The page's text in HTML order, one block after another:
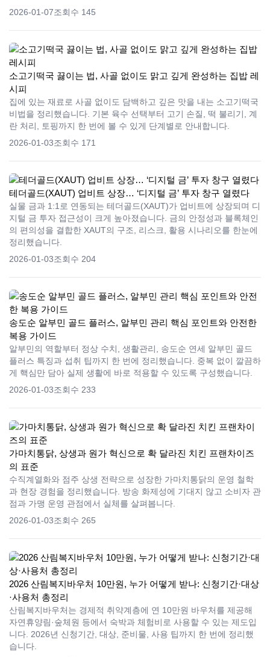
2026-01-07조회수 145
소고기떡국 끓이는 법, 사골 없이도 맑고 깊게 완성하는 집밥 레
시피
집에 있는 재료로 사골 없이도 담백하고 깊은 맛을 내는 소고기떡국
비법을 정리했습니다. 기본 육수 선택부터 고기 손질, 떡 불리기, 계
란 처리, 토핑까지 한 번에 볼 수 있게 단계별로 안내합니다.
2026-01-03조회수 171
테더골드(XAUT) 업비트 상장… ‘디지털 금’ 투자 창구 열렸다
실물 금과 1:1로 연동되는 테더골드(XAUT)가 업비트에 상장되며 디
지털 금 투자 접근성이 크게 높아졌습니다. 금의 안정성과 블록체인
의 편의성을 결합한 XAUT의 구조, 리스크, 활용 시나리오를 한눈에
정리했습니다.
2026-01-03조회수 204
송도순 알부민 골드 플러스, 알부민 관리 핵심 포인트와 안전한
복용 가이드
알부민의 역할부터 정상 수치, 생활관리, 송도순 연세 알부민 골드
플러스 특징과 섭취 팁까지 한 번에 정리했습니다. 중복 없이 깔끔하
게 핵심만 담아 실제 생활에 바로 적용할 수 있도록 구성했습니다.
2026-01-03조회수 233
가마치통닭, 상생과 원가 혁신으로 확 달라진 치킨 프랜차이즈
의 표준
수직계열화와 점주 상생 전략으로 성장한 가마치통닭의 운영 철학
과 현장 경험을 정리했습니다. 방송 화제성에 기대지 않고 소비자 관
점과 가맹 운영 관점에서 실체를 살펴봅니다.
2026-01-03조회수 265
2026 산림복지바우처 10만원, 누가 어떻게 받나: 신청기간·대상
·사용처 총정리
산림복지바우처는 경제적 취약계층에 연 10만원 바우처를 제공해
자연휴양림·숲체원 등에서 숙박과 체험비로 사용할 수 있는 제도입
니다. 2026년 신청기간, 대상, 준비물, 사용 팁까지 한 번에 정리했
습니다.